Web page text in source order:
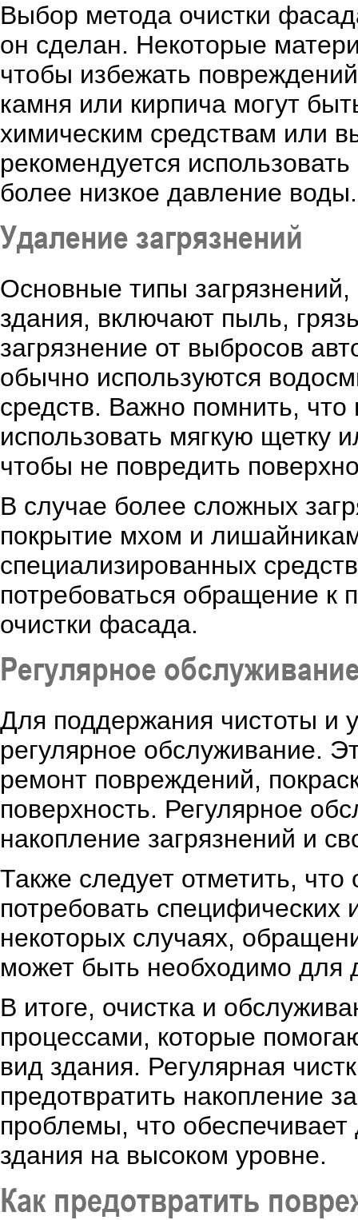
Выбор метода очистки
он сделан. Некоторые
чтобы избежать
камня или кирпича могут
химическим средствам или
рекомендуется
более низкое давление воды.
Удаление загрязнений
Основные типы
здания, включают пыль,
загрязнение от выбросов
обычно используются
средств. Важно помнить,
использовать мягкую щетку
чтобы не повредить
В случае более сложных
покрытие мхом и
специализированных
потребоваться обращение к
очистки фасада.
Регулярное
Для поддержания чистоты и
регулярное обслуживание.
ремонт повреждений,
поверхность. Регулярное
накопление загрязнений и
Также следует отметить,
потребовать специфических
некоторых случаях,
может быть необходимо для
В итоге, очистка и
процессами, которые
вид здания. Регулярная
предотвратить накопление
проблемы, что обеспечивает
здания на высоком уровне.
Как предотвратить